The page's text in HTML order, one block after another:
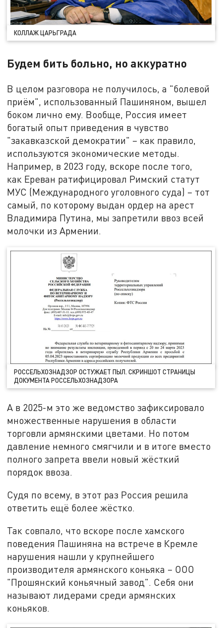
КОЛЛАЖ ЦАРЬГРАДА
Будем бить больно, но аккуратно
В целом разговора не получилось, а "болевой
приём", использованный Пашиняном, вышел
боком лично ему. Вообще, Россия имеет
богатый опыт приведения в чувство
"закавказской демократии" – как правило,
используются экономические методы.
Например, в 2023 году, вскоре после того,
как Ереван ратифицировал Римский статут
МУС (Международного уголовного суда) – тот
самый, по которому выдан ордер на арест
Владимира Путина, мы запретили ввоз всей
молочки из Армении.
РОССЕЛЬХОЗНАДЗОР ОСТУЖАЕТ ПЫЛ. СКРИНШОТ СТРАНИЦЫ
ДОКУМЕНТА РОССЕЛЬХОЗНАДЗОРА
А в 2025-м это же ведомство зафиксировало
множественные нарушения в области
торговли армянскими цветами. Но потом
давление немного смягчили и в итоге вместо
полного запрета ввели новый жёсткий
порядок ввоза.
Судя по всему, в этот раз Россия решила
ответить ещё более жёстко.
Так совпало, что вскоре после хамского
поведения Пашиняна на встрече в Кремле
нарушения нашли у крупнейшего
производителя армянского коньяка – ООО
"Прошянский коньячный завод". Себя они
называют лидерами среди армянских
коньяков.